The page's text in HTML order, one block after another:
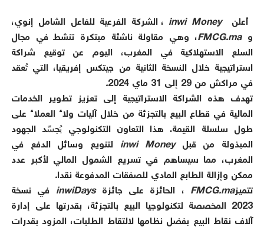
أعلن inwi Money
، الشركة الفرعية للفاعل الشامل إنوي،
و FMCG.ma
، وهي مقاولة ناشئة مبتكرة تنشط في مجال
السلع الاستهلاكية في المغرب، اليوم عن توقيع شراكة
استراتيجية خلال النسخة الثانية من جيتكس إفريقيا، التي تُعقد
في مراكش من 29 إلى 31 ماي 2024
.
تهدف هذه الشراكة الاستراتيجية إلى تعزيز تطوير الخدمات
المالية في قطاع البيع بالتجزئة من خلال آليات ولاء العملاء على
طول سلسلة القيمة. هذا التعاون التكنولوجي يُجسّد الجهود
المبذولة من قبل inwi Money
لتنويع وسائل الدفع في
المغرب، مما سيساهم في تسريع الشمول المالي لأكبر عدد
ممكن وإزالة الطابع المادي للصفقات المدفوعة نقدا.
تتميزFMCG.ma ، الحائزة على جائزة inwiDays
في نسخة
2023 المخصصة لتكنولوجيا البيع بالتجزئة، بقدرتها على إدارة
آلاف نقاط البيع بفضل نظامها لالتقاط الطلبات، المزود بقدرات